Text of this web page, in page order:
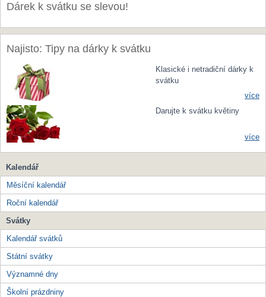
Dárek k svátku se slevou!
Najisto: Tipy na dárky k svátku
Klasické i netradiční dárky k
svátku
více
Darujte k svátku květiny
více
Kalendář
Měsíční kalendář
Roční kalendář
Svátky
Kalendář svátků
Státní svátky
Významné dny
Školní prázdniny